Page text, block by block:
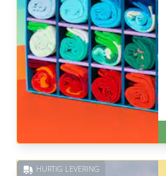
HURTIG LEVERING